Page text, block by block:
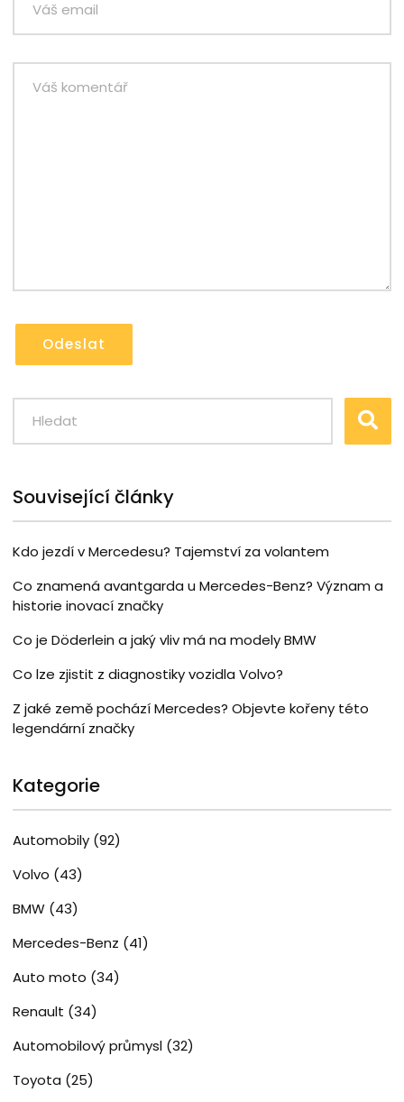
Odeslat
Související články
Kdo jezdí v Mercedesu? Tajemství za volantem
Co znamená avantgarda u Mercedes-Benz? Význam a
historie inovací značky
Co je Döderlein a jaký vliv má na modely BMW
Co lze zjistit z diagnostiky vozidla Volvo?
Z jaké země pochází Mercedes? Objevte kořeny této
legendární značky
Kategorie
Automobily (92)
Volvo (43)
BMW (43)
Mercedes-Benz (41)
Auto moto (34)
Renault (34)
Automobilový průmysl (32)
Toyota (25)